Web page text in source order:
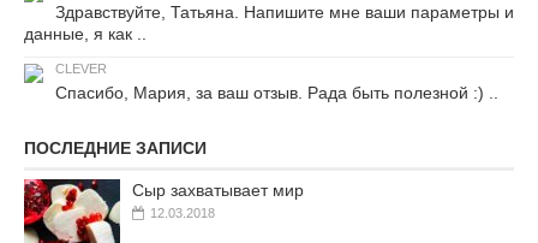
Здравствуйте, Татьяна. Напишите мне ваши параметры и
данные, я как ..
CLEVER
Спасибо, Мария, за ваш отзыв. Рада быть полезной :) ..
ПОСЛЕДНИЕ ЗАПИСИ
Сыр захватывает мир
12.03.2018